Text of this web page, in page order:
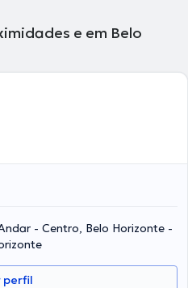
e em Belo
- Centro, Belo Horizonte -
perfil